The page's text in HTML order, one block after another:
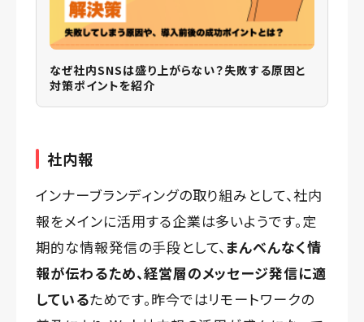
なぜ社内SNSは盛り上がらない？失敗する原因と
対策ポイントを紹介
社内報
インナーブランディングの取り組みとして、社内
報をメインに活用する企業は多いようです。定
期的な情報発信の手段として、 まんべんなく情
報が伝わるため、経営層のメッセージ発信に適
しているためです。昨今ではリモートワークの